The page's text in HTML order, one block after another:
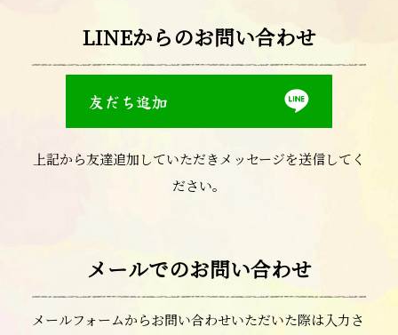
LINEからのお問い合わせ
友だち追加
上記から友達追加していただきメッセージを送信してく
ださい。
メールでのお問い合わせ
メールフォームからお問い合わせいただいた際は入力さ